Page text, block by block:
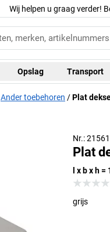
Wij helpen u graag verder!
Opslag Transport
Ander toebehoren Plat
Nr.:
Plat
l x b x h
grijs